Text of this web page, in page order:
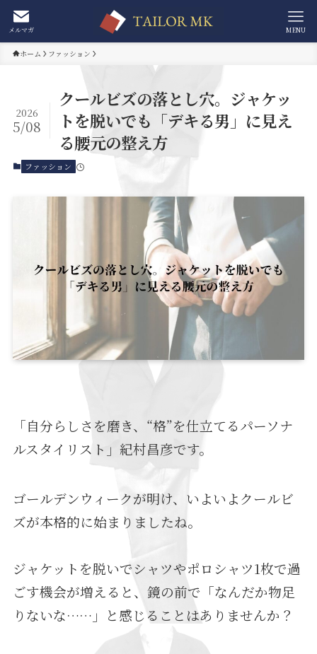
メルマガ MENU
ホーム ファッション
クールビズの落とし穴。ジャケッ
トを脱いでも「デキる男」に見え
る腰元の整え方
2026
5/08
ファッション
「自分らしさを磨き、“格”を仕立てるパーソナ
ルスタイリスト」紀村昌彦です。
ゴールデンウィークが明け、いよいよクールビ
ズが本格的に始まりましたね。
ジャケットを脱いでシャツやポロシャツ1枚で過
ごす機会が増えると、鏡の前で「なんだか物足
りないな……」と感じることはありませんか？